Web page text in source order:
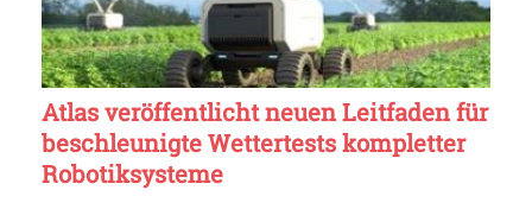
Atlas veröffentlicht neuen Leitfaden für
beschleunigte Wettertests kompletter
Robotiksysteme